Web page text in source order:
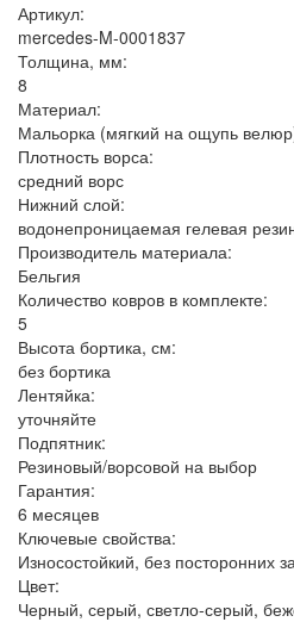
Артикул:
mercedes-M-0001837
Толщина, мм:
8
Материал:
Мальорка (мягкий на ощупь
Плотность ворса:
средний ворс
Нижний слой:
водонепроницаемая гелевая
Производитель материала:
Бельгия
Количество ковров в комплекте:
5
Высота бортика, см:
без бортика
Лентяйка:
уточняйте
Подпятник:
Резиновый/ворсовой на выбор
Гарантия:
6 месяцев
Ключевые свойства:
Износостойкий, без посторонних
Цвет:
Черный, серый, светло-серый,